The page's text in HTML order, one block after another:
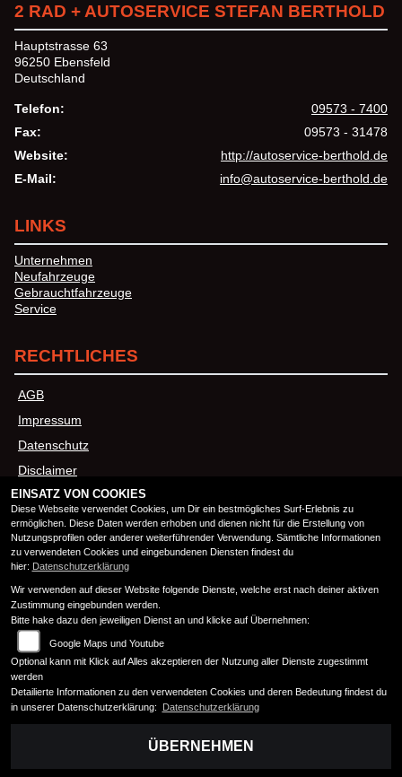
2 RAD + AUTOSERVICE STEFAN BERTHOLD
Hauptstrasse 63
96250 Ebensfeld
Deutschland
Telefon:
09573 - 7400
Fax:
09573 - 31478
Website:
http://autoservice-berthold.de
E-Mail:
info@autoservice-berthold.de
LINKS
Unternehmen
Neufahrzeuge
Gebrauchtfahrzeuge
Service
RECHTLICHES
AGB
Impressum
Datenschutz
Disclaimer
Barrierefreiheit
ÖFFNUNGSZEITEN
Montag:
08:00 - 12:00 und 13:00 - 17:00
Dienstag:
08:00 - 12:00 und 13:00 - 17:00
Mittwoch:
Donnerstag:
08:00 - 12:00 und 13:00 - 17:00
Freitag:
Samstag:
10:00 - 13:00
Sonntag:
EINSATZ VON COOKIES
Diese Webseite verwendet Cookies, um Dir ein bestmögliches Surf-Erlebnis zu
ermöglichen. Diese Daten werden erhoben und dienen nicht für die Erstellung von
Nutzungsprofilen oder anderer weiterführender Verwendung. Sämtliche Informationen
zu verwendeten Cookies und eingebundenen Diensten findest du
hier: Datenschutzerklärung
Wir verwenden auf dieser Website folgende Dienste, welche erst nach deiner aktiven
Zustimmung eingebunden werden.
Bitte hake dazu den jeweiligen Dienst an und klicke auf Übernehmen:
Google Maps und Youtube
Optional kann mit Klick auf Alles akzeptieren der Nutzung aller Dienste zugestimmt
werden
Detailierte Informationen zu den verwendeten Cookies und deren Bedeutung findest du
in unserer Datenschutzerklärung:
Datenschutzerklärung
ÜBERNEHMEN